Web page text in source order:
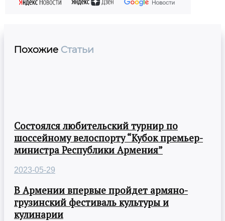
Похожие Статьи
Состоялся любительский турнир по
шоссейному велоспорту “Кубок премьер-
министра Республики Армения”
2023-05-29
В Армении впервые пройдет армяно-
грузинский фестиваль культуры и
кулинарии